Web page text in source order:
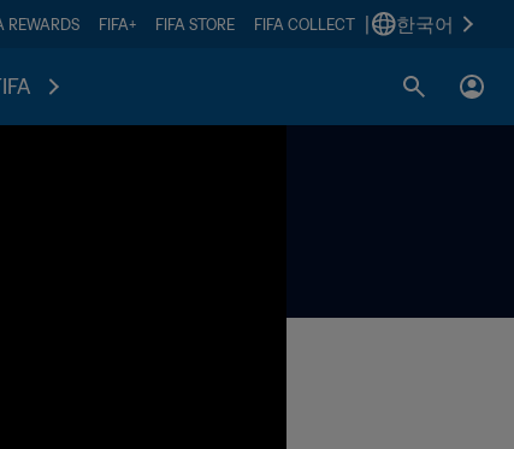
REWARDS FIFA+ FIFA STORE FIFA COLLECT 한국어